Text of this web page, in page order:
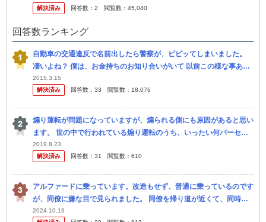
解決済み
回答数： 2 閲覧数： 45,040
回答数ランキング
自動車の交通違反で名前出したら警察が、ビビッてしまいました。
凄いよね？ 僕は、お金持ちのお知り合いがいて 以前この様な事あり
ました。 トヨタのセンチュリーで走っていました。 すると白バイ
が...
2015.3.15
解決済み
回答数： 33 閲覧数： 18,076
煽り運転が問題になっていますが、煽られる側にも原因があると思い
ます。 世の中で行われている煽り運転のうち、いったい何パーセン
トが煽られる側に起因すると思われますか？ ズバリ数字で書いて頂
きたい...
2019.8.23
解決済み
回答数： 31 閲覧数： 610
アルファードに乗っています。改造もせず、普通に乗っているのです
が、同僚に嫌な目で見られました。 同僚を帰り道が近くて、同時間
帯に退勤したので、乗せて行こうかといいました。 しかし、『ヤク
2024.10.19